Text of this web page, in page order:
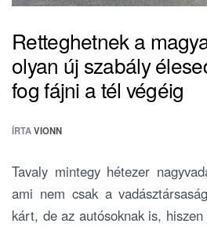
Retteghetnek a
olyan új szabály
fog fájni a tél végéig
ÍRTAVIONN
Tavaly mintegy hétezer
ami nem csak a
kárt, de az autósoknak is,